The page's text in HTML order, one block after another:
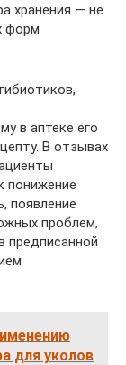
хранения — не
форм
в аптеке его
В отзывах
понижение
появление
проблем,
предписанной
для уколов